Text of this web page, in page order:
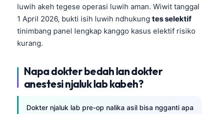
luwih akeh tegese operasi luwih aman. Wiwit tanggal
1 April 2026, bukti isih luwih ndhukung tes selektif
tinimbang panel lengkap kanggo kasus elektif risiko
kurang.
Napa dokter bedah lan dokter
anestesi njaluk lab kabeh?
Dokter njaluk lab pre-op nalika asil bisa ngganti apa